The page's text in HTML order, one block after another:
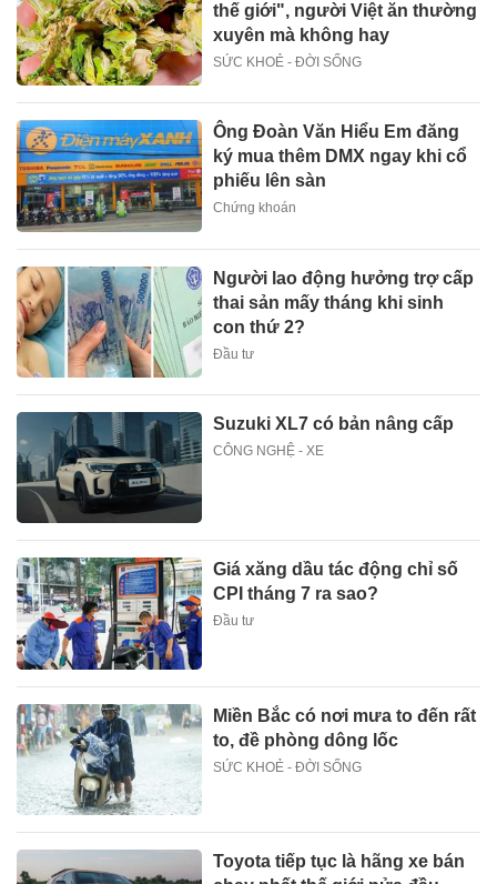
thế giới", người Việt ăn thường
xuyên mà không hay
SỨC KHOẺ - ĐỜI SỐNG
Ông Đoàn Văn Hiểu Em đăng
ký mua thêm DMX ngay khi cổ
phiếu lên sàn
Chứng khoán
Người lao động hưởng trợ cấp
thai sản mấy tháng khi sinh
con thứ 2?
Đầu tư
Suzuki XL7 có bản nâng cấp
CÔNG NGHỆ - XE
Giá xăng dầu tác động chỉ số
CPI tháng 7 ra sao?
Đầu tư
Miền Bắc có nơi mưa to đến rất
to, đề phòng dông lốc
SỨC KHOẺ - ĐỜI SỐNG
Toyota tiếp tục là hãng xe bán